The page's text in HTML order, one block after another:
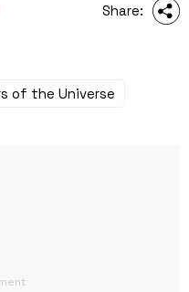
Share:
of the Universe